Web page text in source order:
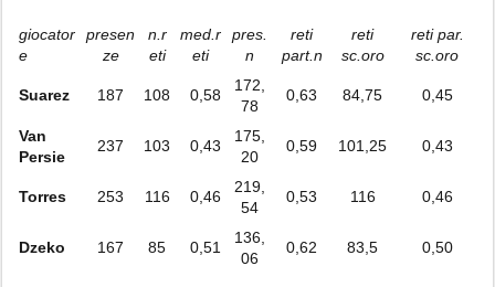
giocator
e
presen
ze
n.r
eti
med.r
eti
pres.
n
reti
part.n
reti
sc.oro
reti par.
sc.oro
Suarez 187 108 0,58
172,
78
0,63 84,75 0,45
Van
Persie
237 103 0,43
175,
20
0,59 101,25 0,43
Torres 253 116 0,46
219,
54
0,53 116 0,46
Dzeko 167 85 0,51
136,
06
0,62 83,5 0,50